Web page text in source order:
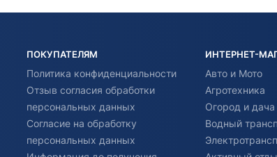
ПОКУПАТЕЛЯМ
Политика конфиденциальности
Отзыв согласия обработки
персональных данных
Согласие на обработку
персональных данных
ИНТЕРНЕТ-
Авто и Мото
Агротехника
Огород и дача
Водный